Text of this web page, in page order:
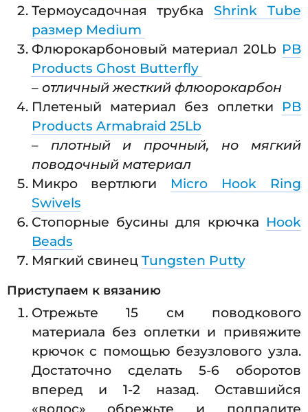
Термоусадочная трубка Shrink Tube
размер Medium
Флюрокарбоновый материал 20Lb PB
Products Ghost Butterfly
– отличный жесткий флюорокарбон
Плетеный материал без оплетки PB
Products Armabraid 25Lb
–плотный и прочный, но мягкий
поводочный материал
Микро вертлюги Micro Hook Ring
Swivels
Стопорные бусины для крючка Hook
Beads
Мягкий свинец Tungsten Putty
Приступаем к вязанию
Отрежьте 15 см поводкового
материала без оплетки и привяжите
крючок с помощью безузлового узла.
Достаточно сделать 5-6 оборотов
вперед и 1-2 назад. Оставшийся
«волос» обрежьте и подпалите